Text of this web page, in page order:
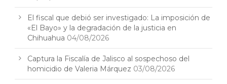
El fiscal que debió ser investigado: La imposición de
«El Bayo» y la degradación de la justicia en
Chihuahua 04/08/2026
Captura la Fiscalía de Jalisco al sospechoso del
homicidio de Valeria Márquez 03/08/2026